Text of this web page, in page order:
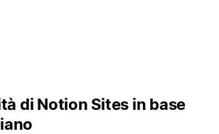
di Notion Sites in base